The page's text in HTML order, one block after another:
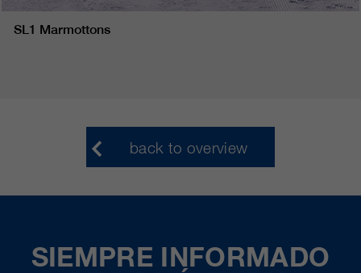
SL1 Marmottons
back to overview
SIEMPRE INFORMADO